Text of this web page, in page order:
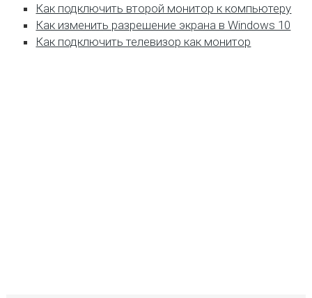
Как подключить второй монитор к компьютеру
Как изменить разрешение экрана в Windows 10
Как подключить телевизор как монитор